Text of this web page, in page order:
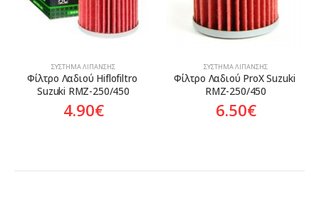
ΣΎΣΤΗΜΑ ΛΊΠΑΝΣΗΣ
Φίλτρο Λαδιού Hiflofiltro
Suzuki RMZ-250/450
4.90€
ΣΎΣΤΗΜΑ ΛΊΠΑΝΣΗΣ
Φίλτρο Λαδιού ProX Suzuki
RMZ-250/450
6.50€